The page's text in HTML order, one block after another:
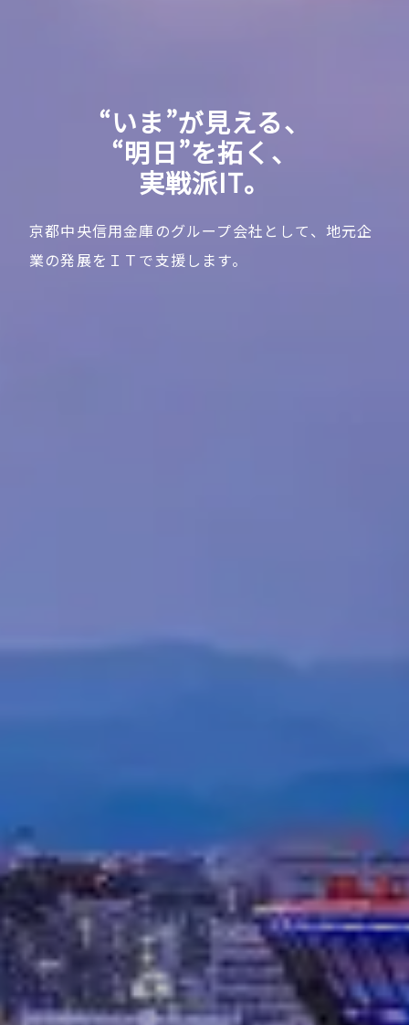
“いま”が見える、
“明日”を拓く、
実戦派IT。
京都中央信用金庫のグループ会社として、地元企
業の発展をＩＴで支援します。